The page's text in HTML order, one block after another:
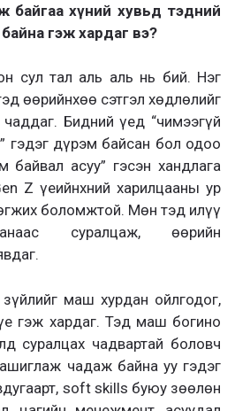
байгаа хүний хувьд тэдний
гэж хардаг вэ?
сул тал аль аль нь бий. Нэг
өөрийнхөө сэтгэл хөдлөлийг
Бидний үед “чимээгүй
гэдэг дүрэм байсан бол одоо
байвал асуу” гэсэн хандлага
Z үеийнхний харилцааны ур
боломжтой. Мөн тэд илүү
суралцаж, өөрийн
маш хурдан ойлгодог,
гэж хардаг. Тэд маш богино
суралцах чадвартай боловч
чадаж байна уу гэдэг
soft skills буюу зөөлөн